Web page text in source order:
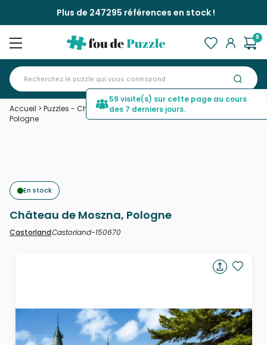
Plus de 247295 références en stock !
0
Accueil > Puzzles - Châteaux et Palaces>Château de Moszna,
Pologne
En stock
Château de Moszna, Pologne
CastorlandCastorland-150670
59 visite(s) sur cette page au cours
des 7 derniers jours.